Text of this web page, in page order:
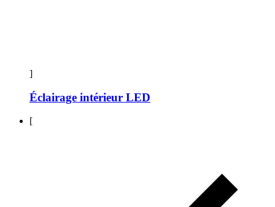
]
Éclairage intérieur LED
[